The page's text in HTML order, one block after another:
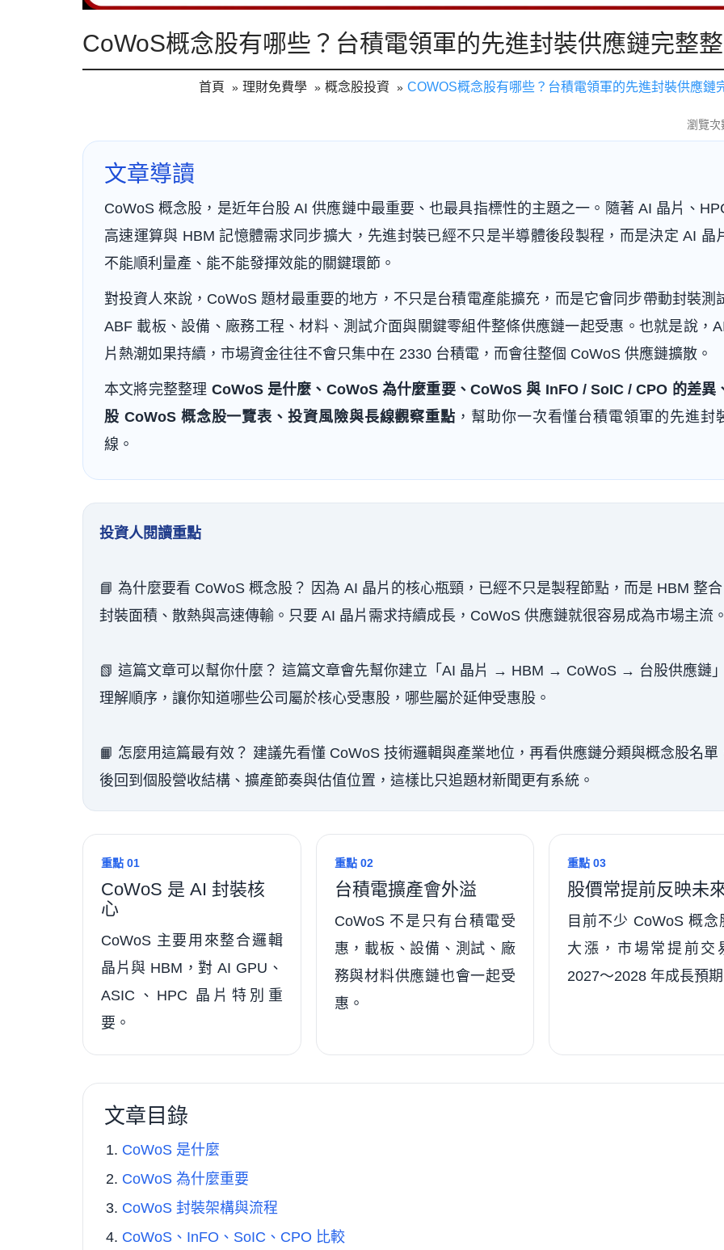
CoWoS概念股有哪些？台積電領軍的先進封裝供應鏈完整
首頁 理財免費學 概念股投資 COWOS概念股有哪些？台積電領軍的先進封裝供應鏈
瀏覽次
文章導讀
CoWoS 概念股，是近年台股 AI 供應鏈中最重要、也最具指標性的主題之一。隨著 AI 晶片、
高速運算與 HBM 記憶體需求同步擴大，先進封裝已經不只是半導體後段製程，而是決定 AI 晶
不能順利量產、能不能發揮效能的關鍵環節。
對投資人來說，CoWoS 題材最重要的地方，不只是台積電產能擴充，而是它會同步帶動封裝測
ABF 載板、設備、廠務工程、材料、測試介面與關鍵零組件整條供應鏈一起受惠。也就是說，
片熱潮如果持續，市場資金往往不會只集中在 2330 台積電，而會往整個 CoWoS 供應鏈擴散。
本文將完整整理 CoWoS 是什麼、CoWoS 為什麼重要、CoWoS 與 InFO / SoIC / CPO 的差異
股 CoWoS 概念股一覽表、投資風險與長線觀察重點 ，幫助你一次看懂台積電領軍的先進封
線。
投資人閱讀重點
📘 為什麼要看 CoWoS 概念股？ 因為 AI 晶片的核心瓶頸，已經不只是製程節點，而是 HBM 整合
封裝面積、散熱與高速傳輸。只要 AI 晶片需求持續成長，CoWoS 供應鏈就很容易成為市場主流。
📗 這篇文章可以幫你什麼？ 這篇文章會先幫你建立「AI 晶片 → HBM → CoWoS → 台股供應鏈
理解順序，讓你知道哪些公司屬於核心受惠股，哪些屬於延伸受惠股。
📙 怎麼用這篇最有效？ 建議先看懂 CoWoS 技術邏輯與產業地位，再看供應鏈分類與概念股名單
後回到個股營收結構、擴產節奏與估值位置，這樣比只追題材新聞更有系統。
重點 01
CoWoS 是 AI 封裝核
心
CoWoS 主要用來整合邏輯
晶片與 HBM，對 AI GPU、
ASIC、HPC 晶片特別重
要。
重點 02
台積電擴產會外溢
CoWoS 不是只有台積電受
惠，載板、設備、測試、廠
務與材料供應鏈也會一起受
惠。
重點 03
股價常提前反映未
目前不少 CoWoS 概念
大漲，市場常提前交
2027～2028 年成長預期
文章目錄
CoWoS 是什麼
CoWoS 為什麼重要
CoWoS 封裝架構與流程
CoWoS、InFO、SoIC、CPO 比較